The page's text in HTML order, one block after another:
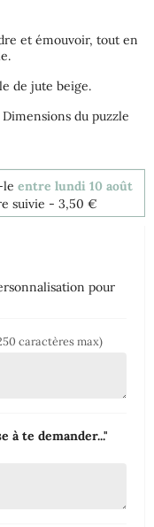
et émouvoir, tout en
de jute beige.
du puzzle
le entre lundi 10 août
suivie - 3,50 €
pour
caractères max)
à te demander..."